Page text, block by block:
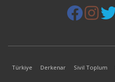
Türkiye Derkenar Sivil Toplum